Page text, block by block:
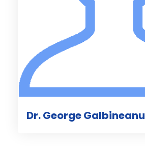
Dr. George Galbineanu